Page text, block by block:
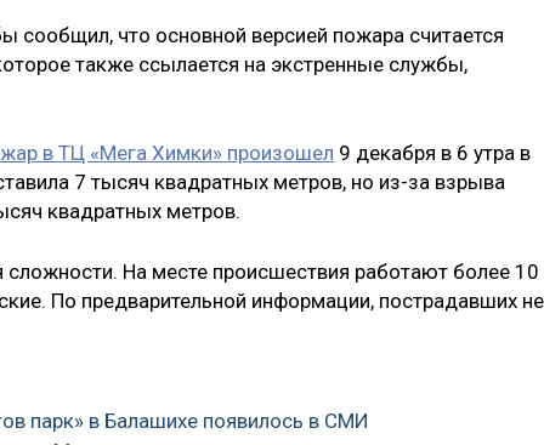
сообщил, что основной версией пожара считается
также ссылается на экстренные службы,
в ТЦ «Мега Химки» произошел 9 декабря в 6 утра в
7 тысяч квадратных метров, но из-за взрыва
квадратных метров.
сложности. На месте происшествия работают более 10
По предварительной информации, пострадавших
парк» в Балашихе появилось в СМИ